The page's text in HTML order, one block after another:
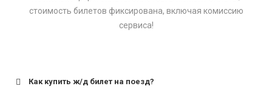
стоимость билетов фиксирована, включая комиссию
сервиса!
Как купить ж/д билет на поезд?